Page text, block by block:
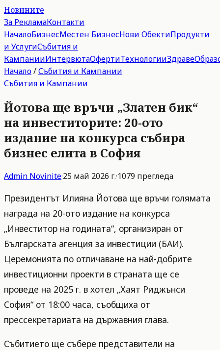
Новините
За РекламаКонтакти
НачалоБизнесМестен БизнесНови ОбектиПродукти
и УслугиСъбития и
КампанииИнтервютаОфертиТехнологииЗдраве
Начало/Събития и Кампании
Събития и Кампании
Йотова ще връчи „Златен бик“
на инвеститорите: 20-ото
издание на конкурса събира
бизнес елита в София
Admin Novinite·25 май 2026 г.·1079 прегледа
Президентът Илияна Йотова ще връчи голямата
награда на 20-ото издание на конкурса
„Инвеститор на годината“, организиран от
Българската агенция за инвестиции (БАИ).
Церемонията по отличаване на най-добрите
инвестиционни проекти в страната ще се
проведе на 2025 г. в хотел „Хаят Риджънси
София“ от 18:00 часа, съобщиха от
прессекретариата на държавния глава.
Събитието ще събере представители на